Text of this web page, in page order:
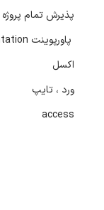
پذیرش تمام
پاورپوینت presentation
اکسل
ورد ، تایپ
access